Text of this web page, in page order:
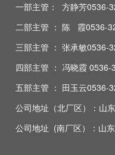
一部主管： 方静芳0536-
二部主管 ： 陈 霞0536-
三部主管 ： 张承敏
四部主管 ： 冯晓霞
五部主管 ： 田玉云
公司地址（北厂区）：山
公司地址 (南厂区）：山